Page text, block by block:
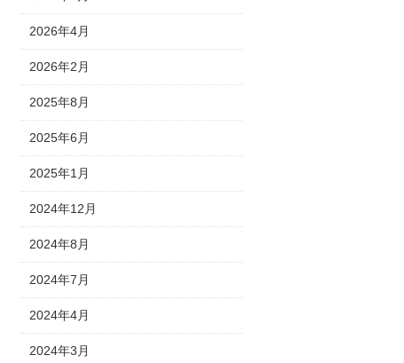
2026年4月
2026年2月
2025年8月
2025年6月
2025年1月
2024年12月
2024年8月
2024年7月
2024年4月
2024年3月